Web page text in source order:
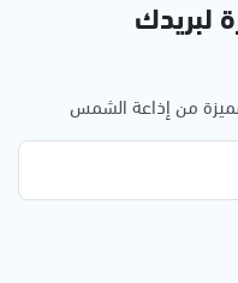
لبريدك
من إذاعة الشمس